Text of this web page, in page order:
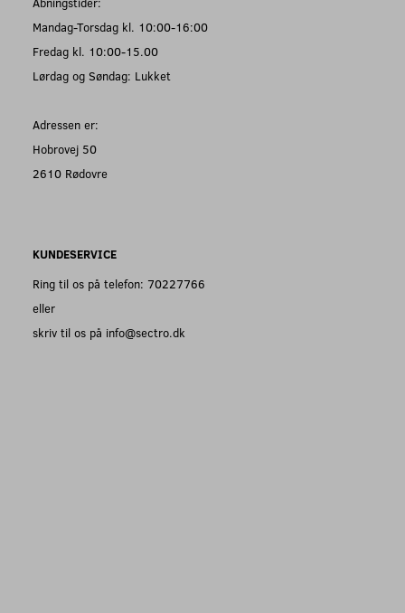
Mandag-Torsdag kl. 10:00-16:00
Fredag kl. 10:00-15.00
Lørdag og Søndag: Lukket
Adressen er:
Hobrovej 50
2610 Rødovre
KUNDESERVICE
Ring til os på telefon: 70227766
eller
skriv til os på info@sectro.dk